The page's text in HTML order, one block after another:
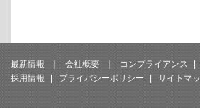
最新情報 会社概要 コンプライアンス
採用情報
プライバシーポリシー サイトマ